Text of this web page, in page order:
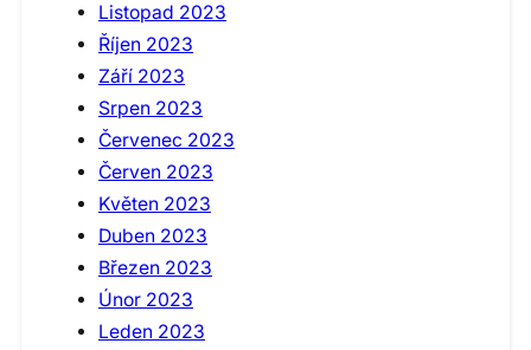
Listopad 2023
Říjen 2023
Září 2023
Srpen 2023
Červenec 2023
Červen 2023
Květen 2023
Duben 2023
Březen 2023
Únor 2023
Leden 2023